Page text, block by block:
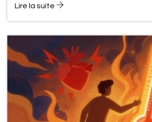
Lire la suite